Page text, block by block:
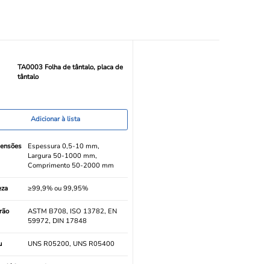
TA0003 Folha de tântalo, placa de
tântalo
Adicionar à lista
Espessura 0,5-10 mm,
Largura 50-1000 mm,
Comprimento 50-2000 mm
≥99,9% ou 99,95%
ASTM B708, ISO 13782, EN
59972, DIN 17848
UNS R05200, UNS R05400